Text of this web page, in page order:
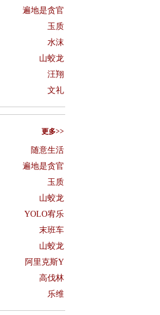
遍地是贪官
玉质
水沫
山蛟龙
汪翔
文礼
更多>>
随意生活
遍地是贪官
玉质
山蛟龙
YOLO宥乐
末班车
山蛟龙
阿里克斯Y
高伐林
乐维